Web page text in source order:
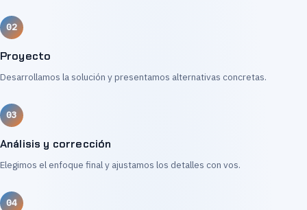
Proyecto
Desarrollamos la solución y presentamos alternativas concretas.
Análisis y corrección
Elegimos el enfoque final y ajustamos los detalles con vos.